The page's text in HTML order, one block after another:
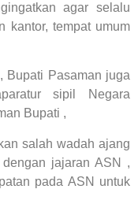
agar selalu
kantor, tempat umum
Bupati Pasaman juga
sipil Negara
Bupati ,
salah wadah ajang
jajaran ASN ,
pada ASN untuk